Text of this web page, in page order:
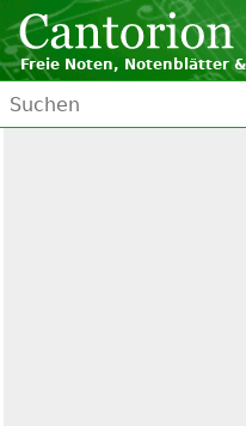
Freie Noten, Notenblätter